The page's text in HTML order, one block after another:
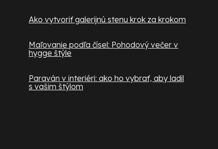
Ako vytvoriť galerijnú stenu krok za krokom
Maľovanie podľa čísel: Pohodový večer v
hygge štýle
Paraván v interiéri: ako ho vybrať, aby ladil
s vašim štýlom